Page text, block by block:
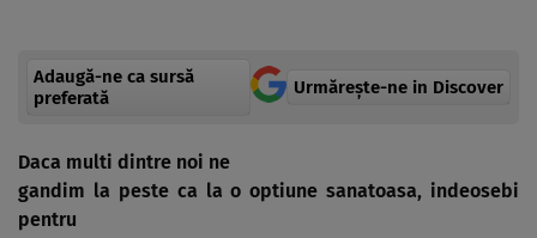
Adaugă-ne ca sursă
preferată
Urmărește-ne in Discover
Daca multi dintre noi ne
gandim la peste ca la o optiune sanatoasa, indeosebi
pentru